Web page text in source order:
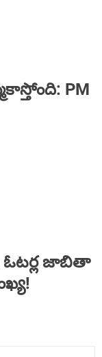
PM
ఓటర్ల జాబితా